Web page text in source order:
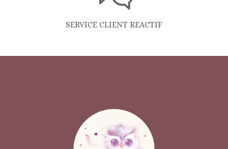
SERVICE CLIENT REACTIF